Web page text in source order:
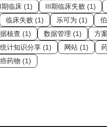
期临床 (1) III期临床失败 (1)
临床失败 (1) 乐可为 (1)
核查 (1) 数据管理 (1) 方
统计知识分享 (1) 网站 (1)
药物 (1)